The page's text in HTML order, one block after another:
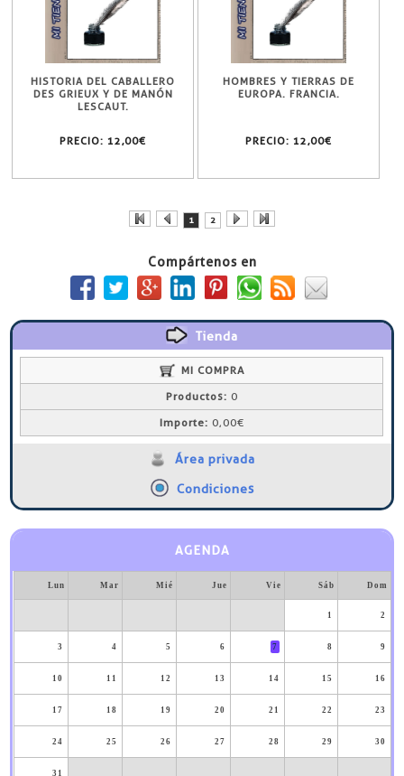
HISTORIA DEL CABALLERO
DES GRIEUX Y DE MANÓN
LESCAUT.
PRECIO: 12,00€
HOMBRES Y TIERRAS DE
EUROPA. FRANCIA.
PRECIO: 12,00€
1 2
Compártenos en
Tienda
MI COMPRA
Productos: 0
Importe: 0,00€
Área privada
Condiciones
AGENDA
Lun Mar Mié Jue Vie Sáb Dom
1 2
3 4 5 6 7 8 9
10 11 12 13 14 15 16
17 18 19 20 21 22 23
24 25 26 27 28 29 30
31